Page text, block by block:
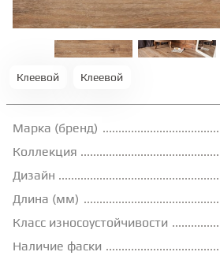
МОДУЛЬНЫЕ ПВХ
НАЛИВНОЙ ПОЛ
Клеевой Клеевой
Марка (бренд)
Коллекция
Дизайн
Длина (мм)
Класс износоустойчивости
Наличие фаски